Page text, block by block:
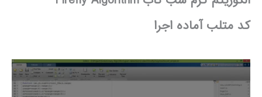
کد متلب آماده اجرا